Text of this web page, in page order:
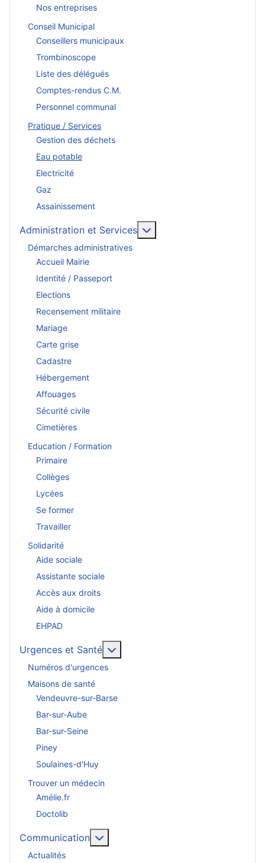
Nos entreprises
Conseil Municipal
Conseillers municipaux
Trombinoscope
Liste des délégués
Comptes-rendus C.M.
Personnel communal
Pratique / Services
Gestion des déchets
Eau potable
Electricité
Gaz
Assainissement
Administration et Services
Démarches administratives
Accueil Mairie
Identité / Passeport
Elections
Recensement militaire
Mariage
Carte grise
Cadastre
Hébergement
Affouages
Sécurité civile
Cimetières
Education / Formation
Primaire
Collèges
Lycées
Se former
Travailler
Solidarité
Aide sociale
Assistante sociale
Accès aux droits
Aide à domicile
EHPAD
Urgences et Santé
Numéros d'urgences
Maisons de santé
Vendeuvre-sur-Barse
Bar-sur-Aube
Bar-sur-Seine
Piney
Soulaines-d'Huy
Trouver un médecin
Amélie.fr
Doctolib
Communication
Actualités